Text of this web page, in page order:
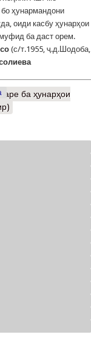
ҳунармандони
оиди касбу ҳунарҳои
ба даст орем.
(с/т.1955, ҷ.д.Шодоба,
ба ҳунарҳои